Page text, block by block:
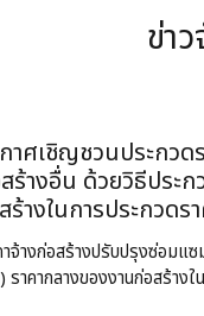
ข่า
าศเชิญชวนประกวด
ร้างอื่น ด้วยวิธีปร
ร้างในการประกวด
จ้างก่อสร้างปรับปรุงซ่อมแ
คากลางของงานก่อสร้าง